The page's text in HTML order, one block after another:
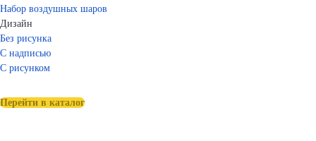
Набор воздушных шаров
Дизайн
Без рисунка
С надписью
С рисунком
Перейти в каталог